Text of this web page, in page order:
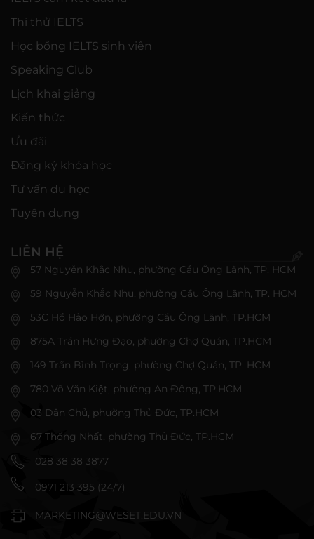
Thi thử IELTS
Học bổng IELTS sinh viên
Speaking Club
Lịch khai giảng
Kiến thức
Ưu đãi
Đăng ký khóa học
Tư vấn du học
Tuyển dụng
LIÊN HỆ
57 Nguyễn Khắc Nhu, phường Cầu Ông Lãnh, TP. HCM
59 Nguyễn Khắc Nhu, phường Cầu Ông Lãnh, TP. HCM
53C Hồ Hảo Hớn, phường Cầu Ông Lãnh, TP.HCM
875A Trần Hưng Đạo, phường Chợ Quán, TP.HCM
149 Trần Bình Trọng, phường Chợ Quán, TP. HCM
780 Võ Văn Kiệt, phường An Đông, TP.HCM
03 Dân Chủ, phường Thủ Đức, TP.HCM
67 Thống Nhất, phường Thủ Đức, TP.HCM
028 38 38 3877
0971 213 395 (24/7)
MARKETING@WESET.EDU.VN